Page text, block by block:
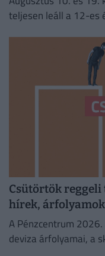
teljesen leáll a 12-es
Csütörtök reggeli
hírek,
A Pénzcentrum
deviza árfolyamai, a